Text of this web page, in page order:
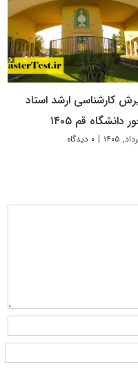
کارشناسی ارشد استاد
دانشگاه قم ۱۴۰۵
| ۰ دیدگاه